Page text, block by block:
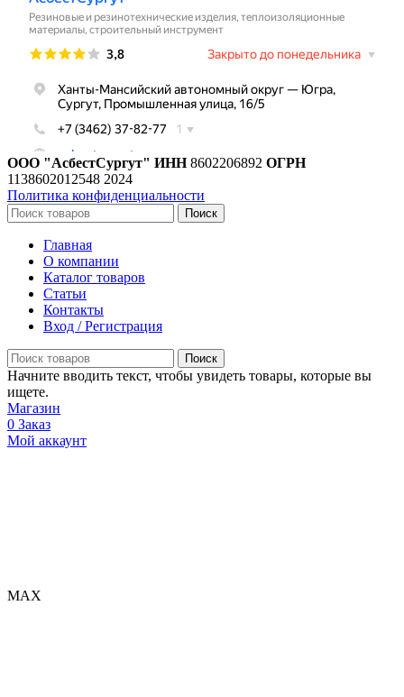
ООО "АсбестСургут" ИНН8602206892 ОГРН
1138602012548 2024
Политика конфиденциальности
Поиск
Главная
О компании
Каталог товаров
Статьи
Контакты
Вход / Регистрация
Поиск
Начните вводить текст, чтобы увидеть товары, которые вы
ищете.
Магазин
0 Заказ
Мой аккаунт
МАХ